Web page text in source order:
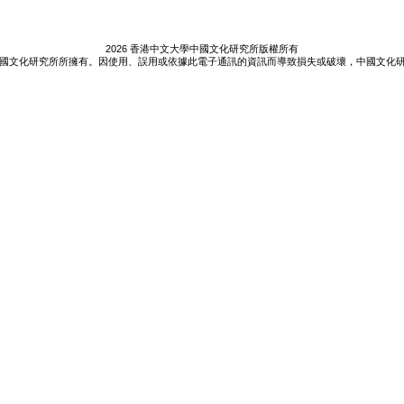
2026 香港中文大學中國文化研究所版權所有
文化研究所所擁有。因使用、誤用或依據此電子通訊的資訊而導致損失或破壞，中國文化研